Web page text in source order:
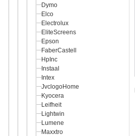
Dymo
Elco
Electrolux
EliteScreens
Epson
FaberCastell
HpInc
Instaal
Intex
JvclogoHome
Kyocera
Leifheit
Lightwin
Lumene
Maxxtro